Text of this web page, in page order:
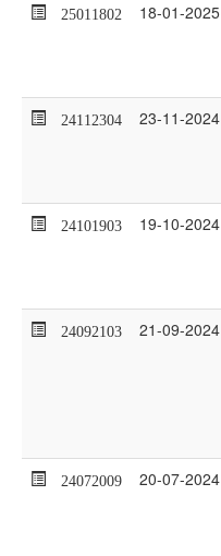
25011802 18-01-2025
24112304 23-11-2024
24101903 19-10-2024
24092103 21-09-2024
24072009 20-07-2024